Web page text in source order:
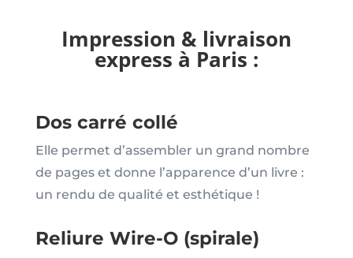
Impression & livraison
express à Paris :
Dos carré collé
Elle permet d’assembler un grand nombre
de pages et donne l’apparence d’un livre :
un rendu de qualité et esthétique !
Reliure Wire-O (spirale)